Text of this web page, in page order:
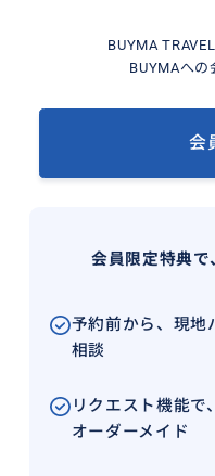
BUYMA
BUYMAへの
会
会員限定特典で
予約前から、現地
相談
リクエスト機能で
オーダーメイド